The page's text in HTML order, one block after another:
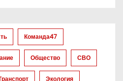
Команда47
Общество СВО
Экология